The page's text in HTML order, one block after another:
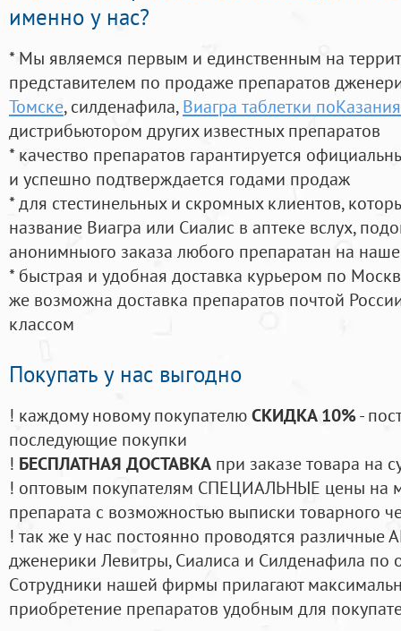
именно у нас?
* Мы являемся первым и единственным на
представителем по продаже препаратов
Томске, силденафила, Виагра таблетки
дистрибьютором других известных препаратов
* качество препаратов гарантируется
и успешно подтверждается годами продаж
* для стестинельных и скромных клиентов,
название Виагра или Сиалис в аптеке вслух,
анонимныого заказа любого препаратан на
* быстрая и удобная доставка курьером по
же возможна доставка препаратов почтой
классом
Покупать у нас выгодно
! каждому новому покупателюСКИДКА 10%-
последующие покупки
! БЕСПЛАТНАЯ ДОСТАВКА при заказе товара на
! оптовым покупателям СПЕЦИАЛЬНЫЕ цены на
препарата с возможностью выписки товарного
! так же у нас постоянно проводятся
дженерики Левитры, Сиалиса и Силденафила по
Cотрудники нашей фирмы прилагают
приобретение препаратов удобным для